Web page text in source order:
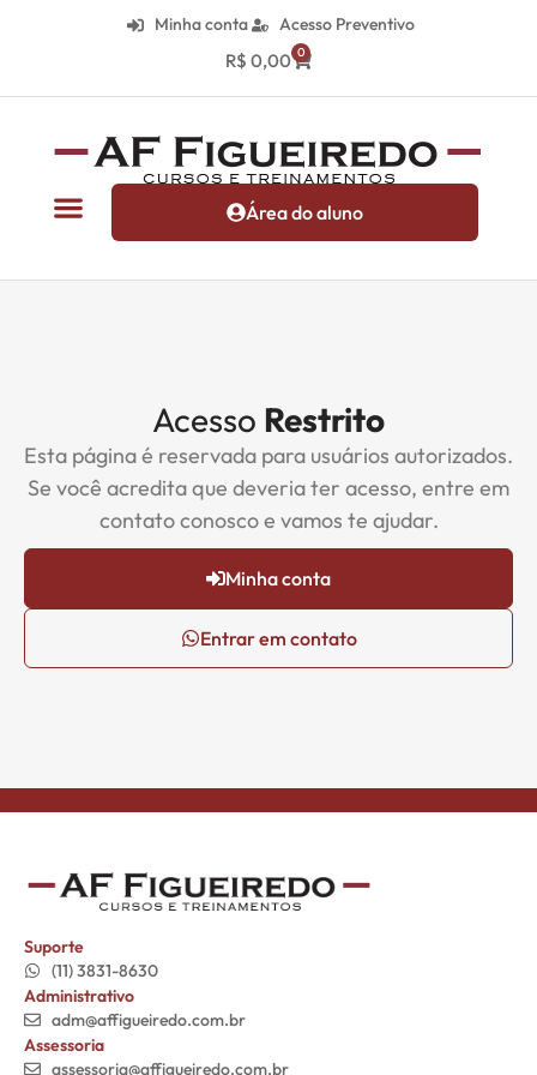
Minha conta Acesso Preventivo
R$ 0,00 0
Área do aluno
Acesso Restrito
Esta página é reservada para usuários autorizados.
Se você acredita que deveria ter acesso, entre em
contato conosco e vamos te ajudar.
Minha conta
Entrar em contato
Suporte
(11) 3831-8630
Administrativo
adm@affigueiredo.com.br
Assessoria
assessoria@affigueiredo.com.br